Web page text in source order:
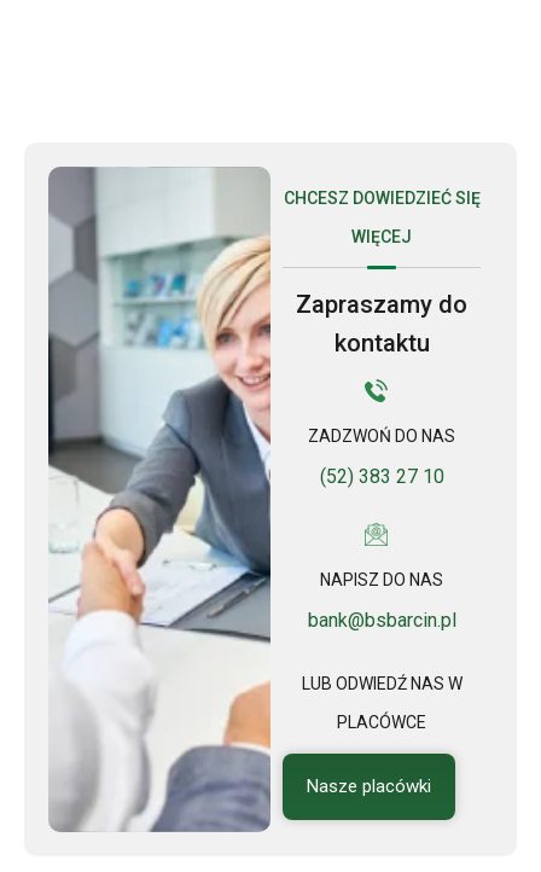
CHCESZ DOWIEDZIEĆ SIĘ
WIĘCEJ
Zapraszamy do
kontaktu
ZADZWOŃ DO NAS
(52) 383 27 10
NAPISZ DO NAS
bank@bsbarcin.pl
LUB ODWIEDŹ NAS W
PLACÓWCE
Nasze placówki